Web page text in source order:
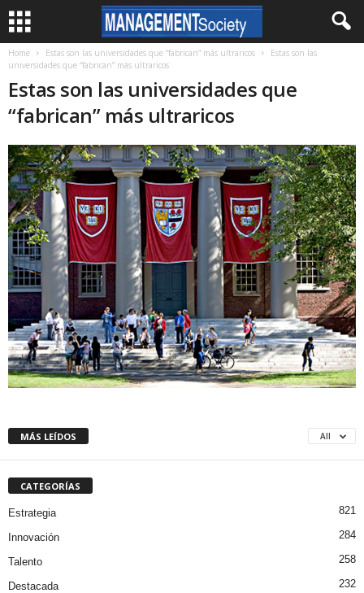
Home Estas son las universidades que “fabrican” más ultraricos
Estas son las
universidades que “fabrican” más ultraricos
Estas son las universidades que
“fabrican” más ultraricos
MÁS LEÍDOS All
CATEGORÍAS
Estrategia 821
Innovación 284
Talento 258
Destacada 232